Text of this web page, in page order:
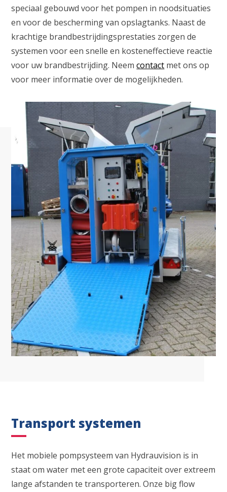
speciaal gebouwd voor het pompen in noodsituaties
en voor de bescherming van opslagtanks. Naast de
krachtige brandbestrijdingsprestaties zorgen de
systemen voor een snelle en kosteneffectieve reactie
voor uw brandbestrijding. Neemcontact met ons op
voor meer informatie over de mogelijkheden.
Transport systemen
Het mobiele pompsysteem van Hydrauvision is in
staat om water met een grote capaciteit over extreem
lange afstanden te transporteren. Onze big flow